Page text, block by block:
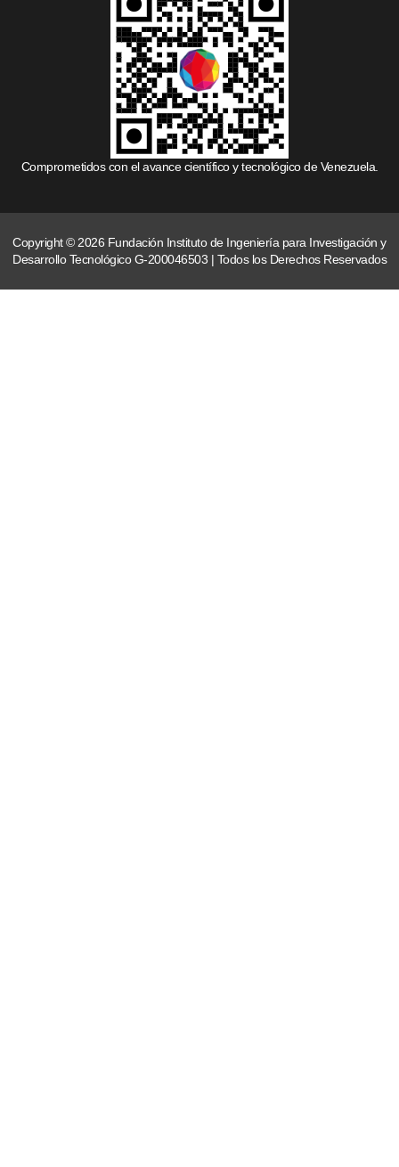
Comprometidos con el avance científico y tecnológico de Venezuela.
Copyright © 2026 Fundación Instituto de Ingeniería para Investigación y
Desarrollo Tecnológico G-200046503 | Todos los Derechos Reservados